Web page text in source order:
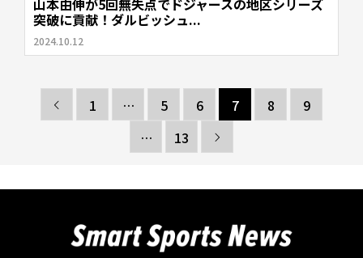
山本由伸が5回無失点でドジャースの地区シリーズ
突破に貢献！ダルビッシュ...
2024.10.12
 1 … 5 6 7 8
9
…
13 